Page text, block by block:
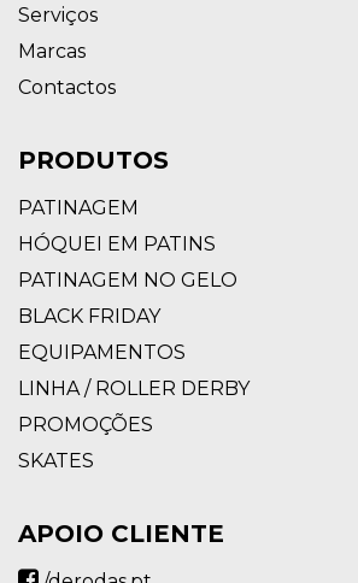
Serviços
Marcas
Contactos
PRODUTOS
PATINAGEM
HÓQUEI EM PATINS
PATINAGEM NO GELO
BLACK FRIDAY
EQUIPAMENTOS
LINHA / ROLLER DERBY
PROMOÇÕES
SKATES
APOIO CLIENTE